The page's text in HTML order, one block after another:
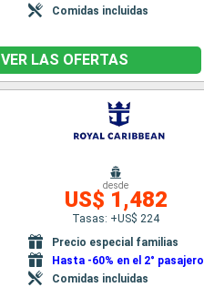
Comidas incluidas
VER LAS OFERTAS
desde
US$ 1,482
Tasas: +US$ 224
Precio especial familias
Hasta -60% en el 2° pasajero
Comidas incluidas